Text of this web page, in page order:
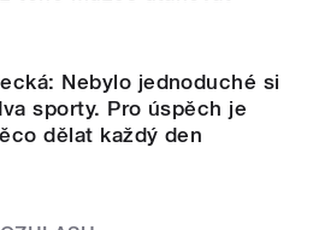
Nebylo jednoduché si
sporty. Pro úspěch je
dělat každý den